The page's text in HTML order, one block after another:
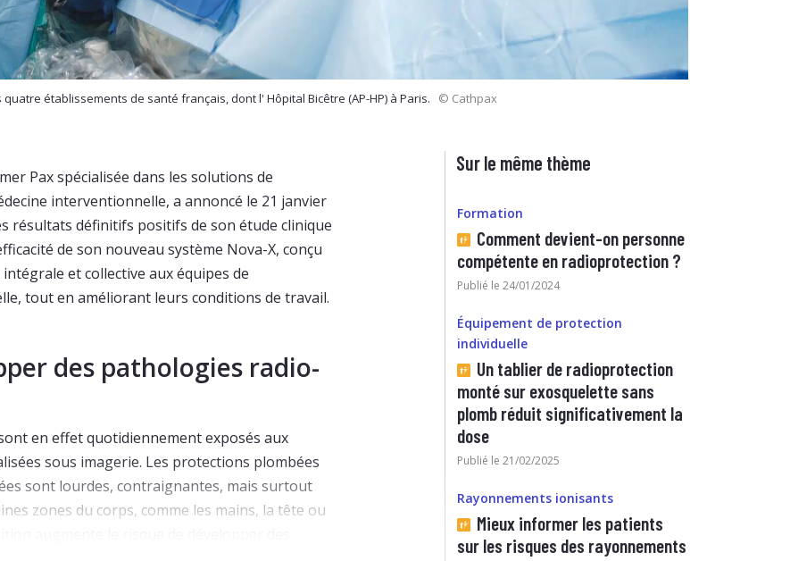
établissements de santé français, dont l' Hôpital Bicêtre (AP-HP) à Paris. © Cathpax
Pax spécialisée dans les solutions de
interventionnelle, a annoncé le 21 janvier
résultats définitifs positifs de son étude clinique
de son nouveau système Nova-X, conçu
et collective aux équipes de
tout en améliorant leurs conditions de travail.
des pathologies radio-
en effet quotidiennement exposés aux
sous imagerie. Les protections plombées
sont lourdes, contraignantes, mais surtout
zones du corps, comme les mains, la tête ou
Sur le même thème
Formation
Comment devient-on personne
compétente en radioprotection ?
Publié le 24/01/2024
Équipement de protection
individuelle
Un tablier de radioprotection
monté sur exosquelette sans
plomb réduit significativement la
dose
Publié le 21/02/2025
Rayonnements ionisants
Mieux informer les patients
sur les risques des rayonnements